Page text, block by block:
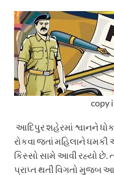
copy
આદિપુર શહેરમાં શ્વાનને
રોકવા જતાં મહિલાને
કિસ્સો સામે આવી રહ્યો છે.
પ્રાપ્ત થતી વિગતો મુજબ